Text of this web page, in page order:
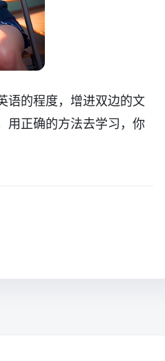
语的程度，增进双边的文
用正确的方法去学习，你